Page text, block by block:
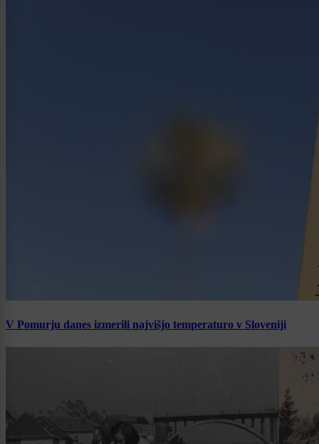
V Pomurju danes izmerili najvišjo temperaturo v Sloveniji